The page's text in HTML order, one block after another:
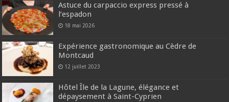
Astuce du carpaccio express pressé à
l’espadon
18 mai 2026
Expérience gastronomique au Cèdre de
Montcaud
12 juillet 2023
Hôtel Île de la Lagune, élégance et
dépaysement à Saint-Cyprien